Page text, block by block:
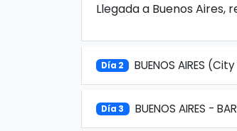
Llegada a Buenos
Día 2 BUENOS AIRES
Día 3 BUENOS AIRES -